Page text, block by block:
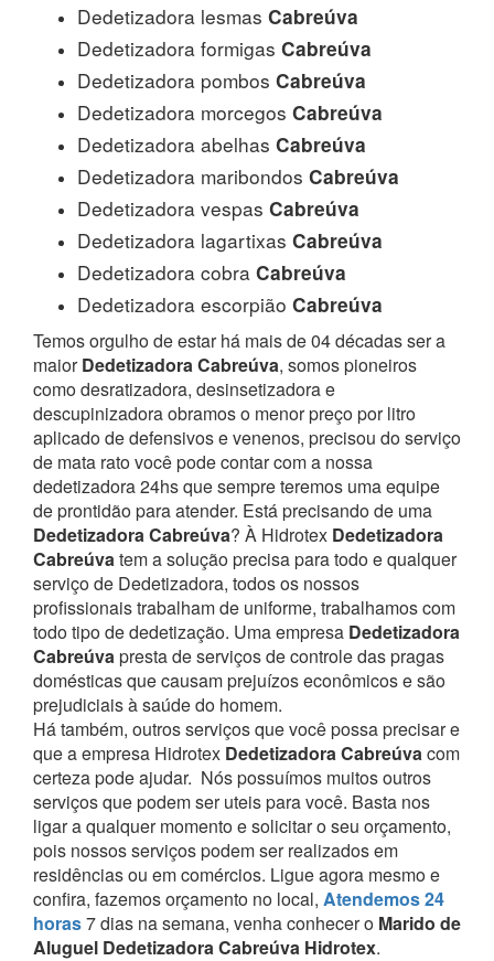
Dedetizadora lesmas Cabreúva
Dedetizadora formigas Cabreúva
Dedetizadora pombos Cabreúva
Dedetizadora morcegos Cabreúva
Dedetizadora abelhas Cabreúva
Dedetizadora maribondos Cabreúva
Dedetizadora vespas Cabreúva
Dedetizadora lagartixas Cabreúva
Dedetizadora cobra Cabreúva
Dedetizadora escorpião Cabreúva
Temos orgulho de estar há mais de 04 décadas ser a
maiorDedetizadora Cabreúva, somos pioneiros
como desratizadora, desinsetizadora e
descupinizadora obramos o menor preço por litro
aplicado de defensivos e venenos, precisou do serviço
de mata rato você pode contar com a nossa
dedetizadora 24hs que sempre teremos uma equipe
de prontidão para atender. Está precisando de uma
Dedetizadora Cabreúva? À Hidrotex Dedetizadora
Cabreúvatem a solução precisa para todo e qualquer
serviço de Dedetizadora, todos os nossos
profissionais trabalham de uniforme, trabalhamos com
todo tipo de dedetização. Uma empresa Dedetizadora
Cabreúvapresta de serviços de controle das pragas
domésticas que causam prejuízos econômicos e são
prejudiciais à saúde do homem.
Há também, outros serviços que você possa precisar e
que a empresa Hidrotex Dedetizadora Cabreúvacom
certeza pode ajudar. Nós possuímos muitos outros
serviços que podem ser uteis para você. Basta nos
ligar a qualquer momento e solicitar o seu orçamento,
pois nossos serviços podem ser realizados em
residências ou em comércios. Ligue agora mesmo e
confira, fazemos orçamento no local, Atendemos 24
horas7 dias na semana, venha conhecer o Marido de
Aluguel Dedetizadora Cabreúva Hidrotex.